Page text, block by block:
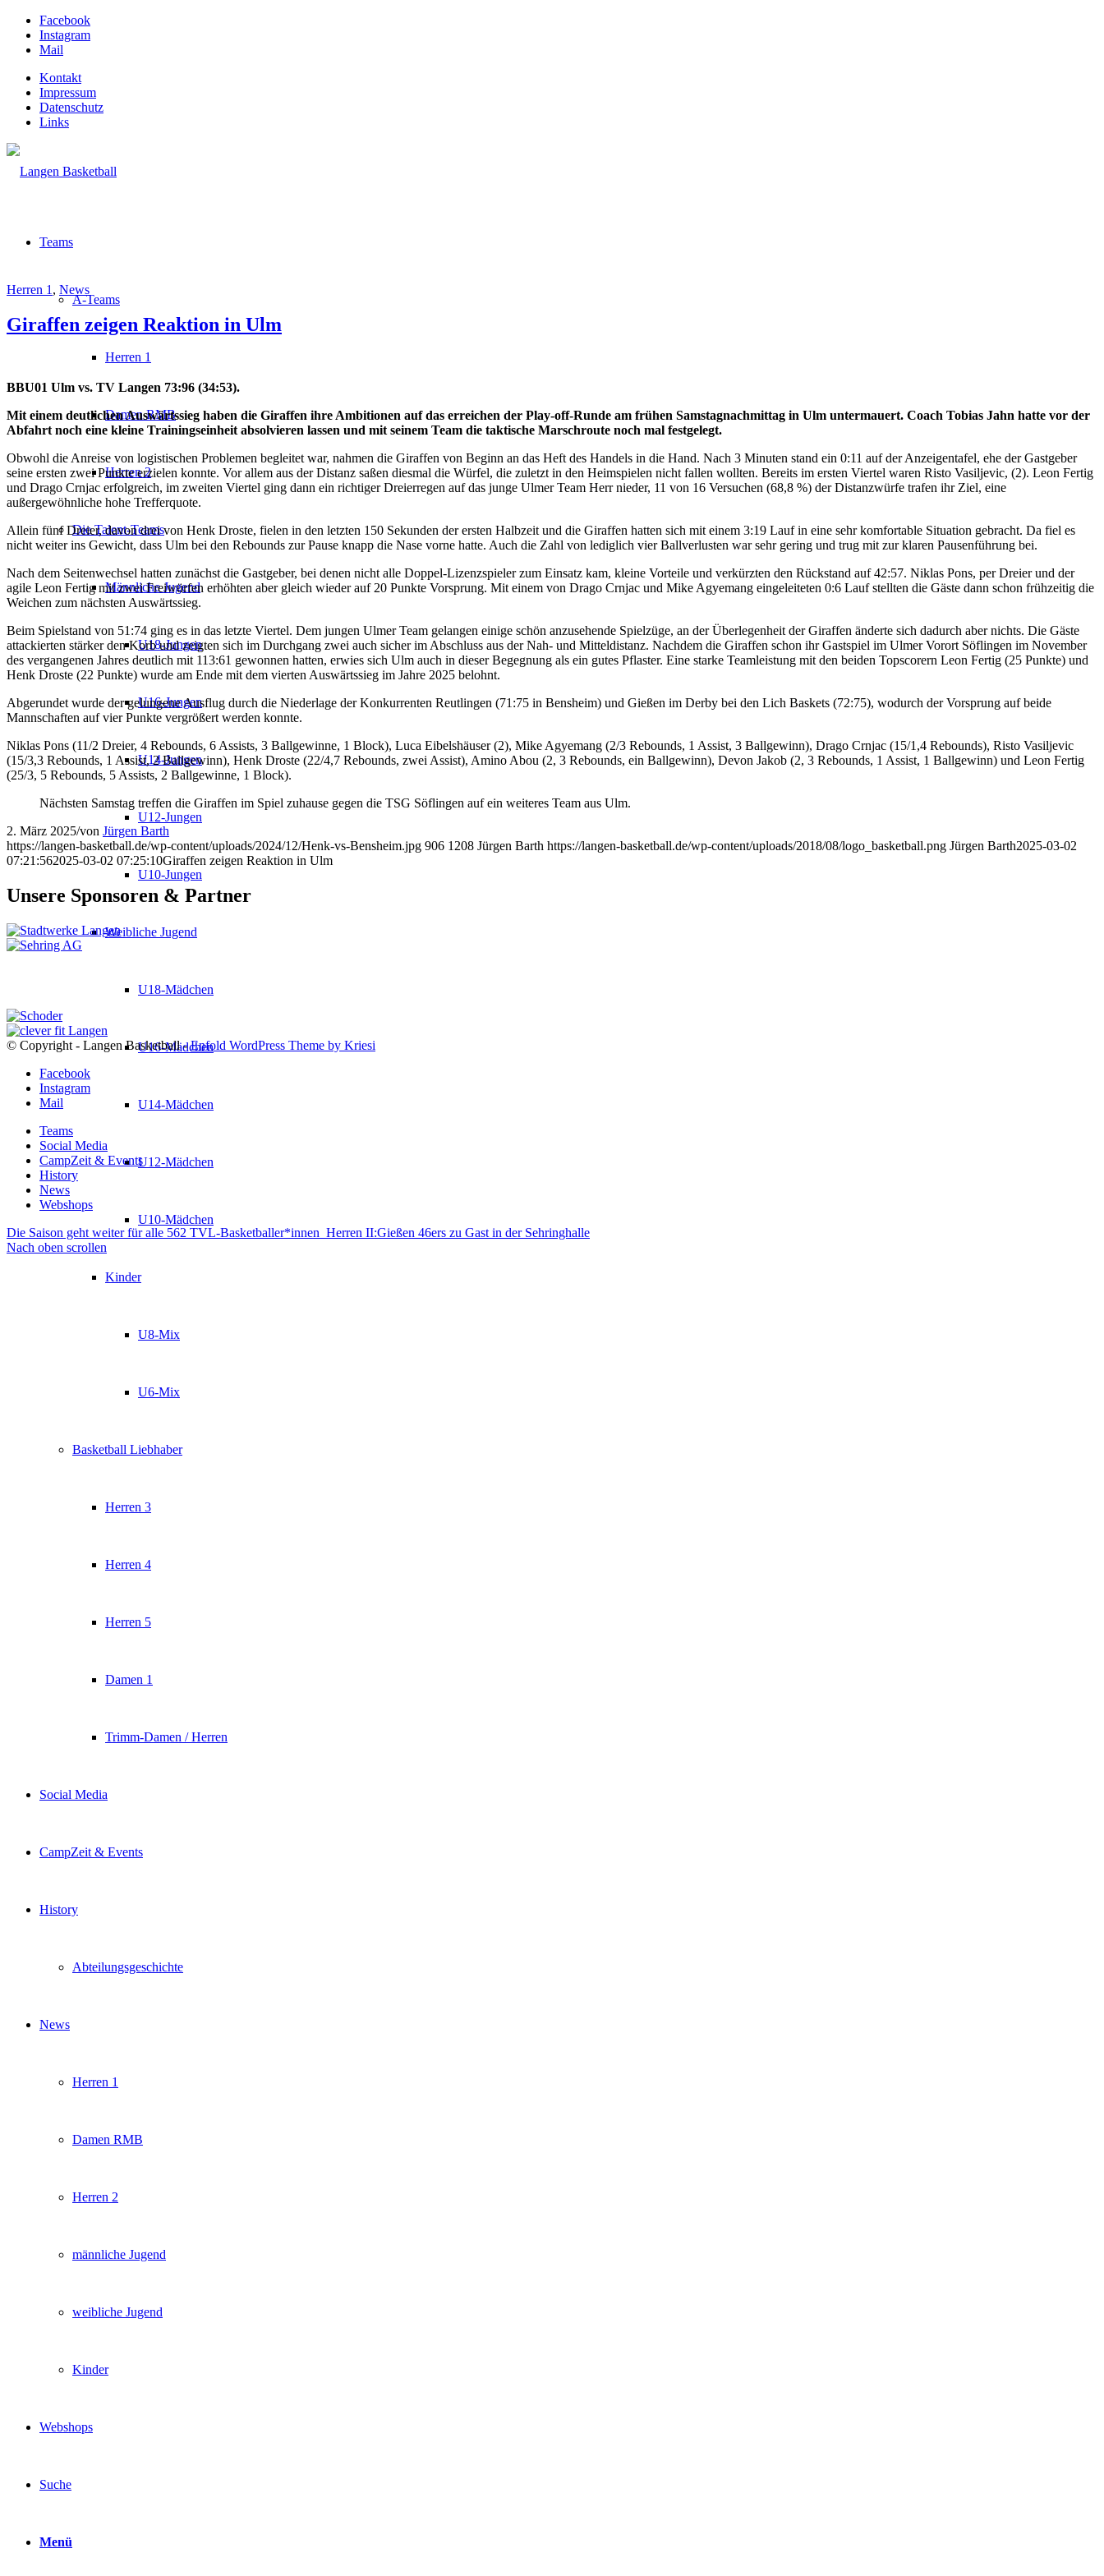
Facebook
Instagram
Mail
Kontakt
Impressum
Datenschutz
Links
Teams
A-Teams
Herren 1
Damen RMB
Herren 2
Die Talent-Teams
Männliche Jugend
U18-Jungen
U16-Jungen
U14-Jungen
U12-Jungen
U10-Jungen
Weibliche Jugend
U18-Mädchen
U16-Mädchen
U14-Mädchen
U12-Mädchen
U10-Mädchen
Kinder
U8-Mix
U6-Mix
Basketball Liebhaber
Herren 3
Herren 4
Herren 5
Damen 1
Trimm-Damen / Herren
Social Media
CampZeit & Events
History
Abteilungsgeschichte
News
Herren 1
Damen RMB
Herren 2
männliche Jugend
weibliche Jugend
Kinder
Webshops
Suche
Menü
Herren 1 , News
Giraffen zeigen Reaktion in Ulm
BBU01 Ulm vs. TV Langen 73:96 (34:53).
Mit einem deutlichen Auswärtssieg haben die Giraffen ihre Ambitionen auf das erreichen der Play-off-Runde am frühen Samstagnachmittag in Ulm untermauert. Coach Tobias Jahn hatte vor der
Abfahrt noch eine kleine Trainingseinheit absolvieren lassen und mit seinem Team die taktische Marschroute noch mal festgelegt.
Obwohl die Anreise von logistischen Problemen begleitet war, nahmen die Giraffen von Beginn an das Heft des Handels in die Hand. Nach 3 Minuten stand ein 0:11 auf der Anzeigentafel, ehe der Gastgeber
seine ersten zwei Punkte erzielen konnte. Vor allem aus der Distanz saßen diesmal die Würfel, die zuletzt in den Heimspielen nicht fallen wollten. Bereits im ersten Viertel waren Risto Vasiljevic, (2). Leon Fertig
und Drago Crnjac erfolgreich, im zweiten Viertel ging dann ein richtiger Dreierregen auf das junge Ulmer Team Herr nieder, 11 von 16 Versuchen (68,8 %) der Distanzwürfe trafen ihr Ziel, eine
außergewöhnliche hohe Trefferquote.
Allein fünf Dreier, davon drei von Henk Droste, fielen in den letzten 150 Sekunden der ersten Halbzeit und die Giraffen hatten sich mit einem 3:19 Lauf in eine sehr komfortable Situation gebracht. Da fiel es
nicht weiter ins Gewicht, dass Ulm bei den Rebounds zur Pause knapp die Nase vorne hatte. Auch die Zahl von lediglich vier Ballverlusten war sehr gering und trug mit zur klaren Pausenführung bei.
Nach dem Seitenwechsel hatten zunächst die Gastgeber, bei denen nicht alle Doppel-Lizenzspieler zum Einsatz kam, kleine Vorteile und verkürzten den Rückstand auf 42:57. Niklas Pons, per Dreier und der
agile Leon Fertig mit zwei Freiwürfen erhöhten aber gleich wieder auf 20 Punkte Vorsprung. Mit einem von Drago Crnjac und Mike Agyemang eingeleiteten 0:6 Lauf stellten die Gäste dann schon frühzeitig die
Weichen zum nächsten Auswärtssieg.
Beim Spielstand von 51:74 ging es in das letzte Viertel. Dem jungen Ulmer Team gelangen einige schön anzusehende Spielzüge, an der Überlegenheit der Giraffen änderte sich dadurch aber nichts. Die Gäste
attackierten stärker den Korb und zeigten sich im Durchgang zwei auch sicher im Abschluss aus der Nah- und Mitteldistanz. Nachdem die Giraffen schon ihr Gastspiel im Ulmer Vorort Söflingen im November
des vergangenen Jahres deutlich mit 113:61 gewonnen hatten, erwies sich Ulm auch in dieser Begegnung als ein gutes Pflaster. Eine starke Teamleistung mit den beiden Topscorern Leon Fertig (25 Punkte) und
Henk Droste (22 Punkte) wurde am Ende mit dem vierten Auswärtssieg im Jahre 2025 belohnt.
Abgerundet wurde der gelungene Ausflug durch die Niederlage der Konkurrenten Reutlingen (71:75 in Bensheim) und Gießen im Derby bei den Lich Baskets (72:75), wodurch der Vorsprung auf beide
Mannschaften auf vier Punkte vergrößert werden konnte.
Niklas Pons (11/2 Dreier, 4 Rebounds, 6 Assists, 3 Ballgewinne, 1 Block), Luca Eibelshäuser (2), Mike Agyemang (2/3 Rebounds, 1 Assist, 3 Ballgewinn), Drago Crnjac (15/1,4 Rebounds), Risto Vasiljevic
(15/3,3 Rebounds, 1 Assist, 2 Ballgewinn), Henk Droste (22/4,7 Rebounds, zwei Assist), Amino Abou (2, 3 Rebounds, ein Ballgewinn), Devon Jakob (2, 3 Rebounds, 1 Assist, 1 Ballgewinn) und Leon Fertig
(25/3, 5 Rebounds, 5 Assists, 2 Ballgewinne, 1 Block).
Nächsten Samstag treffen die Giraffen im Spiel zuhause gegen die TSG Söflingen auf ein weiteres Team aus Ulm.
2. März 2025/von Jürgen Barth
https://langen-basketball.de/wp-content/uploads/2024/12/Henk-vs-Bensheim.jpg 906 1208 Jürgen Barth https://langen-basketball.de/wp-content/uploads/2018/08/logo_basketball.png Jürgen Barth2025-03-02
07:21:562025-03-02 07:25:10Giraffen zeigen Reaktion in Ulm
Unsere Sponsoren & Partner
© Copyright - Langen Basketball -Enfold WordPress Theme by Kriesi
Facebook
Instagram
Mail
Teams
Social Media
CampZeit & Events
History
News
Webshops
Die Saison geht weiter für alle 562 TVL-Basketballer*innen Herren II:​Gießen 46ers zu Gast in der Sehringhalle
Nach oben scrollen